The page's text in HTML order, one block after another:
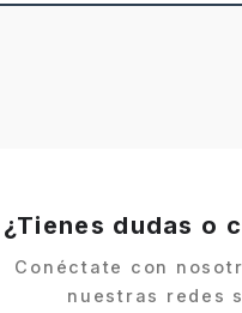
¿Tienes dudas o
Conéctate con
nuestras redes